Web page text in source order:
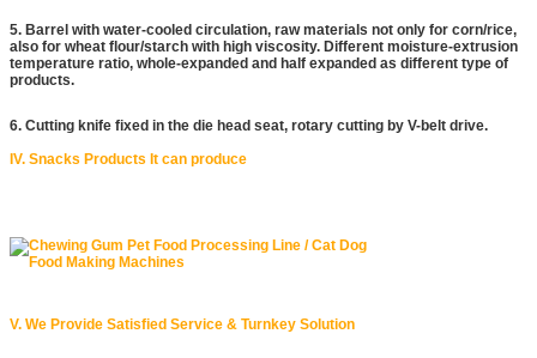
5. Barrel with water-cooled circulation, raw materials not only for corn/rice,
also for wheat flour/starch with high viscosity. Different moisture-extrusion
temperature ratio, whole-expanded and half expanded as different type of
products.
6. Cutting knife fixed in the die head seat, rotary cutting by V-belt drive.
IV. Snacks Products It can produce
V. We Provide Satisfied Service & Turnkey Solution